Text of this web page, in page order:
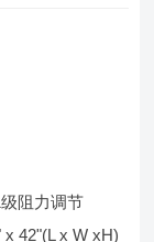
阻力调节
42"(L x W xH)